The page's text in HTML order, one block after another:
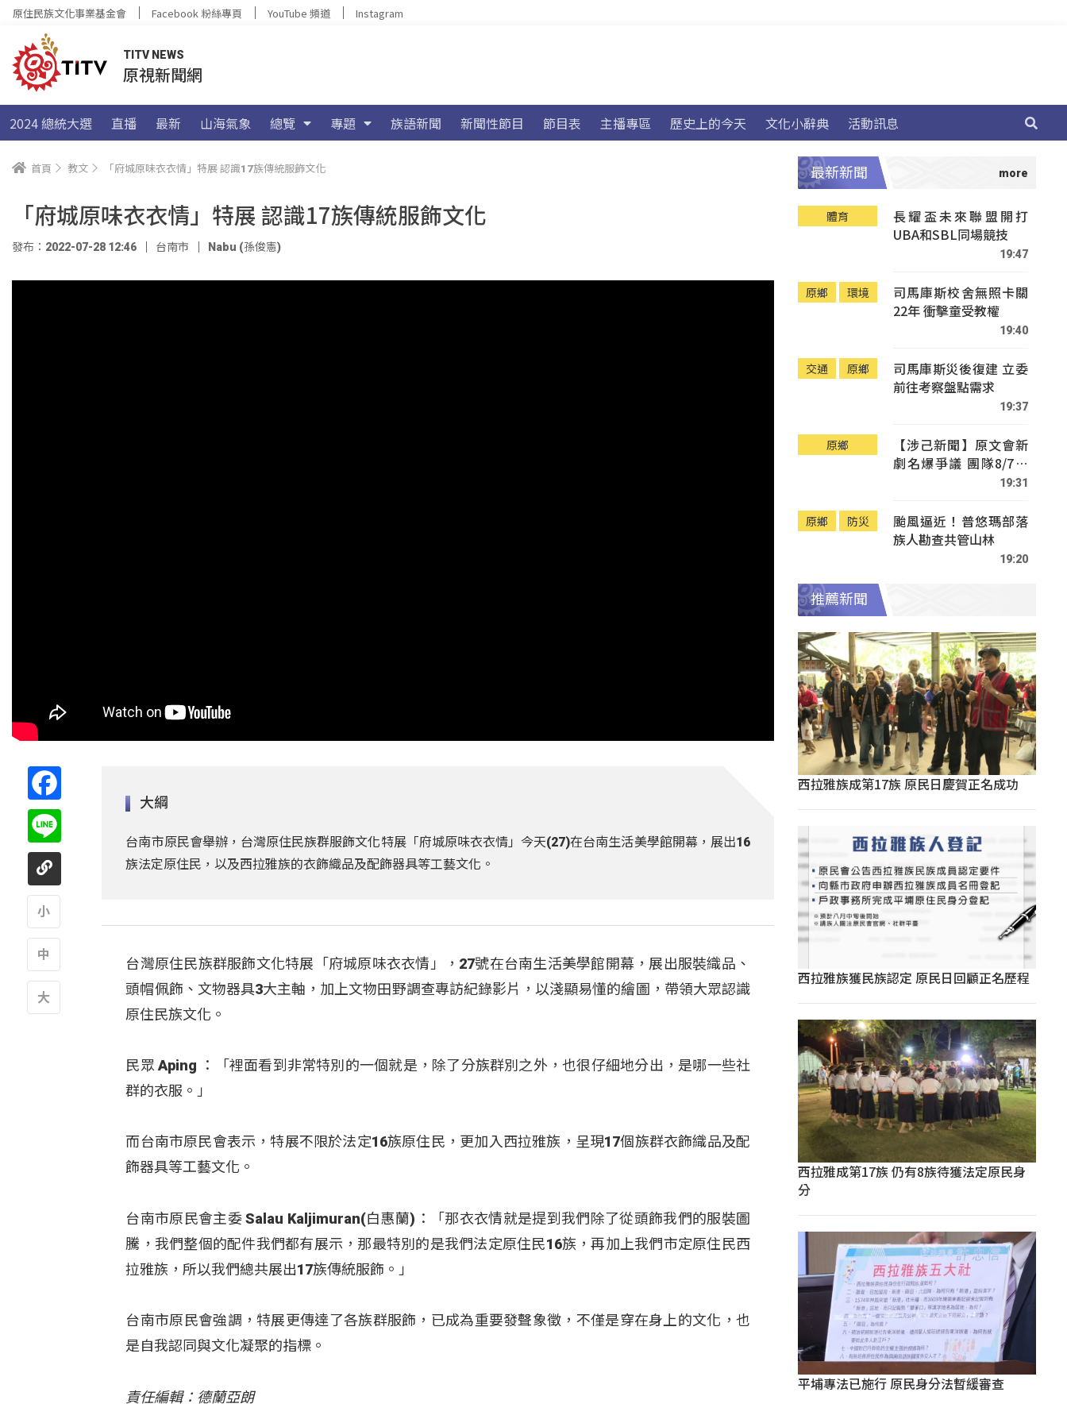
原住民族文化事業基金會 Facebook 粉絲專頁 YouTube 頻道 Instagram
TITV NEWS
原視新聞網
2024 總統大選 直播 最新 山海氣象 總覽 專題 族語新聞 新聞性節目 節目表 主播專區 歷史上的今天 文化小辭典 活動訊息
首頁 教文 「府城原味衣衣情」特展 認識17族傳統服飾文化
「府城原味衣衣情」特展 認識17族傳統服飾文化
發布：2022-07-28 12:46 台南市 Nabu (孫俊憲)
大綱
台南市原民會舉辦，台灣原住民族群服飾文化特展「府城原味衣衣情」今天(27)在台南生活美學館開幕，展出16
族法定原住民，以及西拉雅族的衣飾織品及配飾器具等工藝文化。
台灣原住民族群服飾文化特展「府城原味衣衣情」，27號在台南生活美學館開幕，展出服裝織品、
頭帽佩飾、文物器具3大主軸，加上文物田野調查專訪紀錄影片，以淺顯易懂的繪圖，帶領大眾認識
原住民族文化。
民眾 Aping ：「裡面看到非常特別的一個就是，除了分族群別之外，也很仔細地分出，是哪一些社
群的衣服。」
而台南市原民會表示，特展不限於法定16族原住民，更加入西拉雅族，呈現17個族群衣飾織品及配
飾器具等工藝文化。
台南市原民會主委 Salau Kaljimuran(白惠蘭)：「那衣衣情就是提到我們除了從頭飾我們的服裝圖
騰，我們整個的配件我們都有展示，那最特別的是我們法定原住民16族，再加上我們市定原住民西
拉雅族，所以我們總共展出17族傳統服飾。」
台南市原民會強調，特展更傳達了各族群服飾，已成為重要發聲象徵，不僅是穿在身上的文化，也
是自我認同與文化凝聚的指標。
責任編輯：德蘭亞朗
最新新聞
體育
長耀盃未來聯盟開打
UBA和SBL同場競技
19:47
原鄉 環境
司馬庫斯校舍無照卡關
22年 衝擊童受教權
19:40
交通 原鄉
司馬庫斯災後復建 立委
前往考察盤點需求
19:37
原鄉
【涉己新聞】原文會新
劇名爆爭議 團隊8/7赴
19:31
原鄉 防災
颱風逼近！普悠瑪部落
族人勘查共管山林
19:20
推薦新聞
西拉雅族成第17族 原民日慶賀正名成功
西拉雅族獲民族認定 原民日回顧正名歷程
西拉雅成第17族 仍有8族待獲法定原民身
分
平埔專法已施行 原民身分法暫緩審查